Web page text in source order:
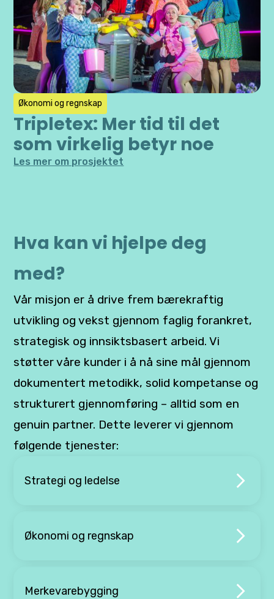
Økonomi og regnskap
Tripletex: Mer tid til det
som virkelig betyr noe
Les mer om prosjektet
Hva kan vi hjelpe deg
med?
Vår misjon er å drive frem bærekraftig
utvikling og vekst gjennom faglig forankret,
strategisk og innsiktsbasert arbeid. Vi
støtter våre kunder i å nå sine mål gjennom
dokumentert metodikk, solid kompetanse og
strukturert gjennomføring – alltid som en
genuin partner. Dette leverer vi gjennom
følgende tjenester:
Strategi og ledelse
Økonomi og regnskap
Merkevarebygging